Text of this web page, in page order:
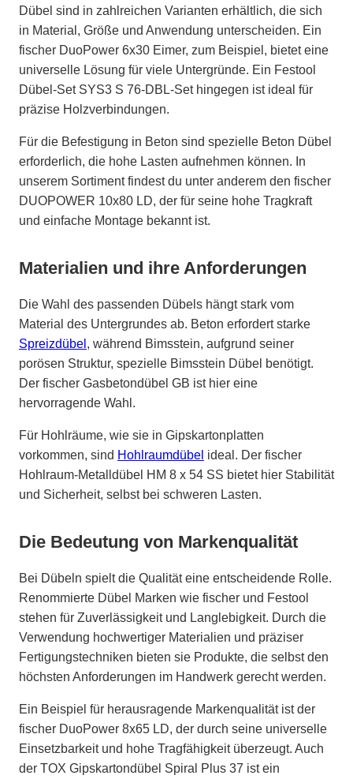
Dübel sind in zahlreichen Varianten erhältlich, die sich
in Material, Größe und Anwendung unterscheiden. Ein
fischer DuoPower 6x30 Eimer, zum Beispiel, bietet eine
universelle Lösung für viele Untergründe. Ein Festool
Dübel-Set SYS3 S 76-DBL-Set hingegen ist ideal für
präzise Holzverbindungen.
Für die Befestigung in Beton sind spezielle Beton Dübel
erforderlich, die hohe Lasten aufnehmen können. In
unserem Sortiment findest du unter anderem den fischer
DUOPOWER 10x80 LD, der für seine hohe Tragkraft
und einfache Montage bekannt ist.
Materialien und ihre Anforderungen
Die Wahl des passenden Dübels hängt stark vom
Material des Untergrundes ab. Beton erfordert starke
Spreizdübel , während Bimsstein, aufgrund seiner
porösen Struktur, spezielle Bimsstein Dübel benötigt.
Der fischer Gasbetondübel GB ist hier eine
hervorragende Wahl.
Für Hohlräume, wie sie in Gipskartonplatten
vorkommen, sind Hohlraumdübel ideal. Der fischer
Hohlraum-Metalldübel HM 8 x 54 SS bietet hier Stabilität
und Sicherheit, selbst bei schweren Lasten.
Die Bedeutung von Markenqualität
Bei Dübeln spielt die Qualität eine entscheidende Rolle.
Renommierte Dübel Marken wie fischer und Festool
stehen für Zuverlässigkeit und Langlebigkeit. Durch die
Verwendung hochwertiger Materialien und präziser
Fertigungstechniken bieten sie Produkte, die selbst den
höchsten Anforderungen im Handwerk gerecht werden.
Ein Beispiel für herausragende Markenqualität ist der
fischer DuoPower 8x65 LD, der durch seine universelle
Einsetzbarkeit und hohe Tragfähigkeit überzeugt. Auch
der TOX Gipskartondübel Spiral Plus 37 ist ein